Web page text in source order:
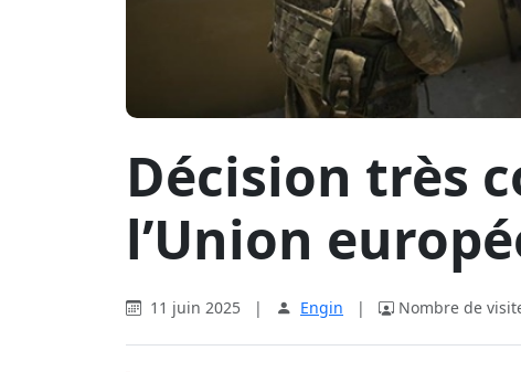
Décision très
l’Union
11 juin 2025 | Engin | Nombre de